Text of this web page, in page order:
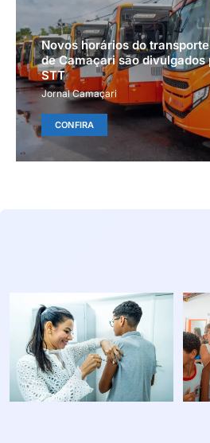
Novos horários do
de Camaçari são divulgados
STT
Jornal Camaçari
CONFIRA